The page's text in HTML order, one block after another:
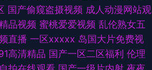
麻豆日B在线视频 91黄色电影 国产小精品
夜剧场成人区 亚洲精品国产精品永久 东方
在线 男人色天堂 91色情软件入口 内射美
国产偷窥盗摄视频 成人动漫网站观
品视频 蜜桃爱爱视频 乱伦熟女五
直播 一区xxxxx 岛国大片免费视
高清精品 国产一区二区福利 伦理